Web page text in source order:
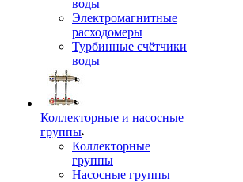
воды
Электромагнитные
расходомеры
Турбинные счётчики
воды
Коллекторные и насосные
группы
Коллекторные
группы
Насосные группы